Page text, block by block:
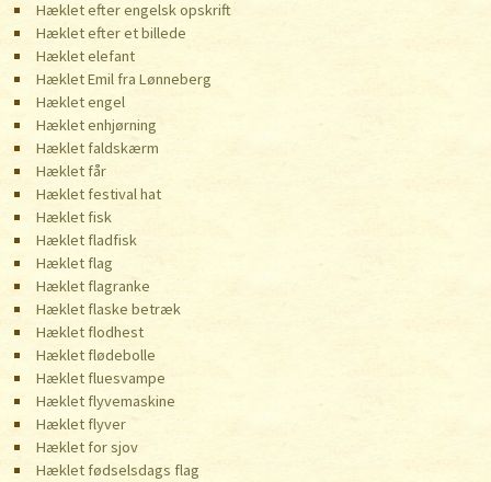
Hæklet efter engelsk opskrift
Hæklet efter et billede
Hæklet elefant
Hæklet Emil fra Lønneberg
Hæklet engel
Hæklet enhjørning
Hæklet faldskærm
Hæklet får
Hæklet festival hat
Hæklet fisk
Hæklet fladfisk
Hæklet flag
Hæklet flagranke
Hæklet flaske betræk
Hæklet flodhest
Hæklet flødebolle
Hæklet fluesvampe
Hæklet flyvemaskine
Hæklet flyver
Hæklet for sjov
Hæklet fødselsdags flag